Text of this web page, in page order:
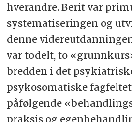
hverandre. Berit var
systematiseringen og
denne
var todelt, to
bredden i det
psykosomatiske
påfølgende
praksis og